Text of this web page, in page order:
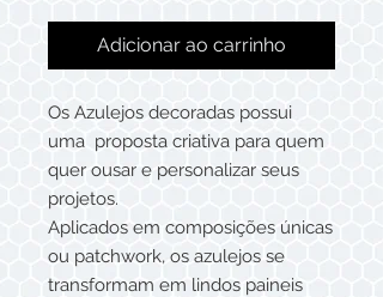
Adicionar ao carrinho
Os Azulejos decoradas possui
uma proposta criativa para quem
quer ousar e personalizar seus
projetos.
Aplicados em composições únicas
ou patchwork, os azulejos se
transformam em lindos paineis